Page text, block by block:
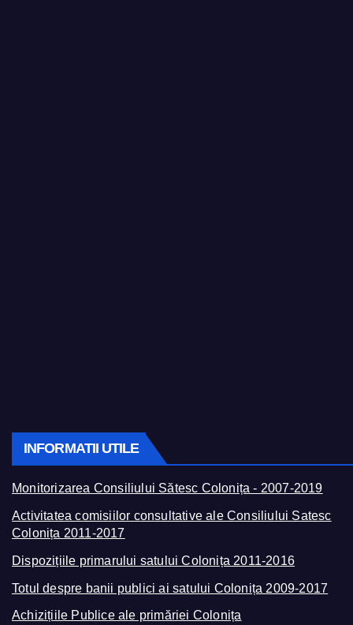
INFORMATII UTILE
Monitorizarea Consiliului Sătesc Colonița - 2007-2019
Activitatea comisiilor consultative ale Consiliului Satesc
Colonița 2011-2017
Dispozițiile primarului satului Colonița 2011-2016
Totul despre banii publici ai satului Colonița 2009-2017
Achizițiile Publice ale primăriei Colonița